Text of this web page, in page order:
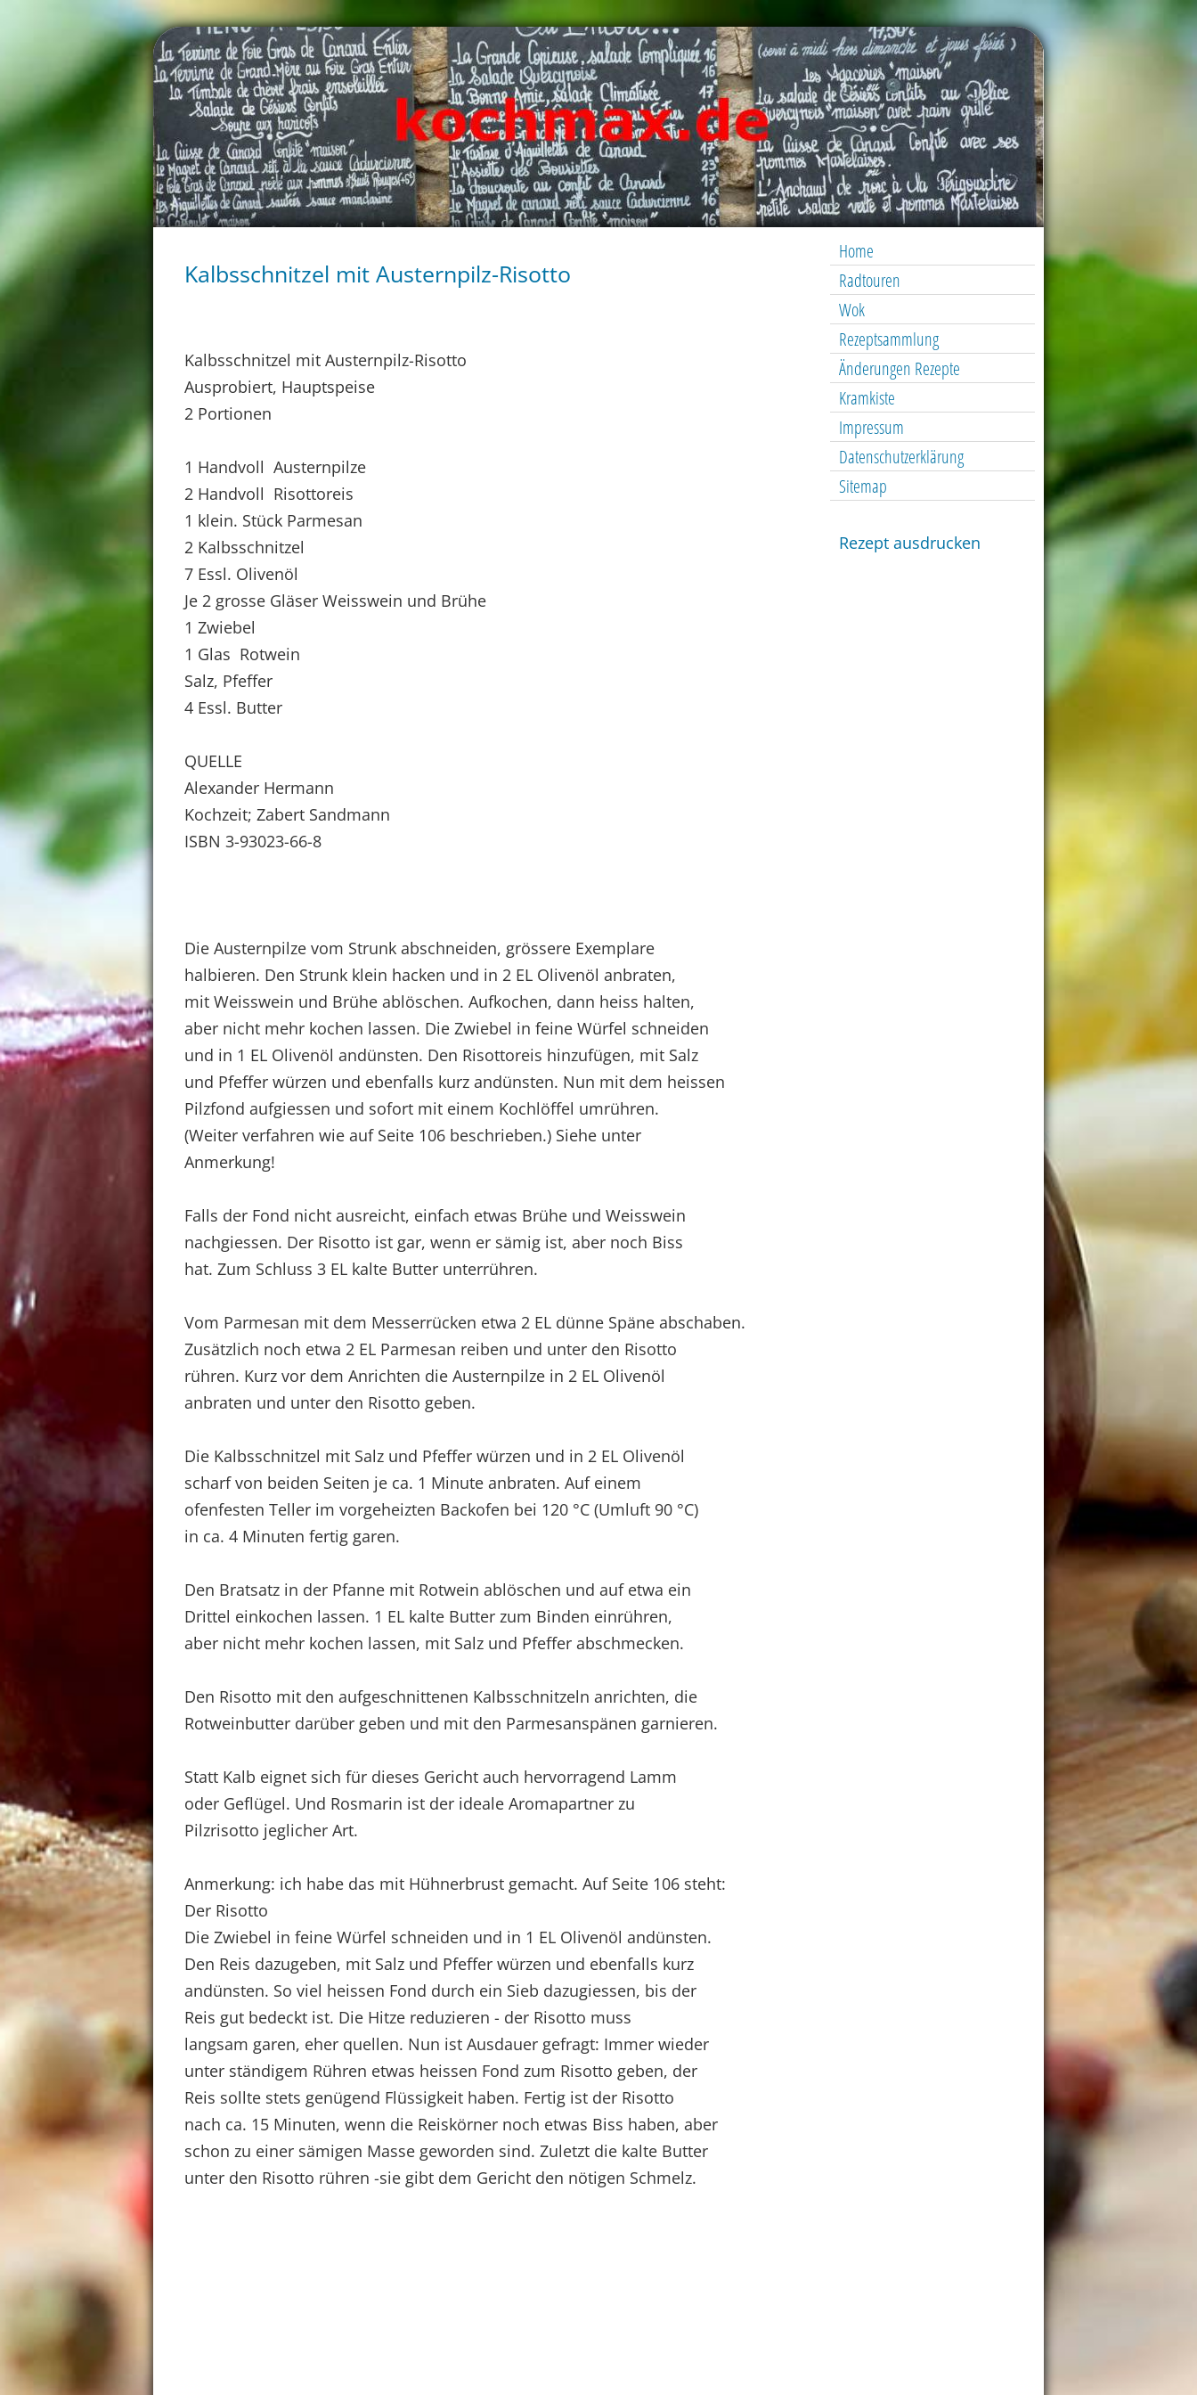
Home
Radtouren
Wok
Rezeptsammlung
Änderungen Rezepte
Kramkiste
Impressum
Datenschutzerklärung
Sitemap
Rezept ausdrucken
Kalbsschnitzel mit Austernpilz-Risotto
Kalbsschnitzel mit Austernpilz-Risotto
Ausprobiert, Hauptspeise
2 Portionen
1 Handvoll Austernpilze
2 Handvoll Risottoreis
1 klein. Stück Parmesan
2 Kalbsschnitzel
7 Essl. Olivenöl
Je 2 grosse Gläser Weisswein und Brühe
1 Zwiebel
1 Glas Rotwein
Salz, Pfeffer
4 Essl. Butter
QUELLE
Alexander Hermann
Kochzeit; Zabert Sandmann
ISBN 3-93023-66-8
Die Austernpilze vom Strunk abschneiden, grössere Exemplare
halbieren. Den Strunk klein hacken und in 2 EL Olivenöl anbraten,
mit Weisswein und Brühe ablöschen. Aufkochen, dann heiss halten,
aber nicht mehr kochen lassen. Die Zwiebel in feine Würfel schneiden
und in 1 EL Olivenöl andünsten. Den Risottoreis hinzufügen, mit Salz
und Pfeffer würzen und ebenfalls kurz andünsten. Nun mit dem heissen
Pilzfond aufgiessen und sofort mit einem Kochlöffel umrühren.
(Weiter verfahren wie auf Seite 106 beschrieben.) Siehe unter
Anmerkung!
Falls der Fond nicht ausreicht, einfach etwas Brühe und Weisswein
nachgiessen. Der Risotto ist gar, wenn er sämig ist, aber noch Biss
hat. Zum Schluss 3 EL kalte Butter unterrühren.
Vom Parmesan mit dem Messerrücken etwa 2 EL dünne Späne abschaben.
Zusätzlich noch etwa 2 EL Parmesan reiben und unter den Risotto
rühren. Kurz vor dem Anrichten die Austernpilze in 2 EL Olivenöl
anbraten und unter den Risotto geben.
Die Kalbsschnitzel mit Salz und Pfeffer würzen und in 2 EL Olivenöl
scharf von beiden Seiten je ca. 1 Minute anbraten. Auf einem
ofenfesten Teller im vorgeheizten Backofen bei 120 °C (Umluft 90 °C)
in ca. 4 Minuten fertig garen.
Den Bratsatz in der Pfanne mit Rotwein ablöschen und auf etwa ein
Drittel einkochen lassen. 1 EL kalte Butter zum Binden einrühren,
aber nicht mehr kochen lassen, mit Salz und Pfeffer abschmecken.
Den Risotto mit den aufgeschnittenen Kalbsschnitzeln anrichten, die
Rotweinbutter darüber geben und mit den Parmesanspänen garnieren.
Statt Kalb eignet sich für dieses Gericht auch hervorragend Lamm
oder Geflügel. Und Rosmarin ist der ideale Aromapartner zu
Pilzrisotto jeglicher Art.
Anmerkung: ich habe das mit Hühnerbrust gemacht. Auf Seite 106 steht:
Der Risotto
Die Zwiebel in feine Würfel schneiden und in 1 EL Olivenöl andünsten.
Den Reis dazugeben, mit Salz und Pfeffer würzen und ebenfalls kurz
andünsten. So viel heissen Fond durch ein Sieb dazugiessen, bis der
Reis gut bedeckt ist. Die Hitze reduzieren - der Risotto muss
langsam garen, eher quellen. Nun ist Ausdauer gefragt: Immer wieder
unter ständigem Rühren etwas heissen Fond zum Risotto geben, der
Reis sollte stets genügend Flüssigkeit haben. Fertig ist der Risotto
nach ca. 15 Minuten, wenn die Reiskörner noch etwas Biss haben, aber
schon zu einer sämigen Masse geworden sind. Zuletzt die kalte Butter
unter den Risotto rühren -sie gibt dem Gericht den nötigen Schmelz.